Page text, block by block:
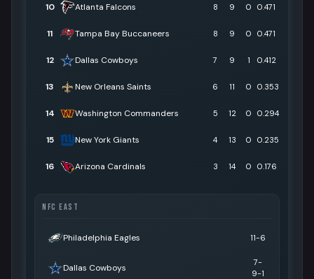
10 Atlanta Falcons 8 9 0 0.471
11 Tampa Bay Buccaneers 8 9 0 0.471
12 Dallas Cowboys 7 9 1 0.412
13 New Orleans Saints 6 11 0 0.353
14 Washington Commanders 5 12 0 0.294
15 New York Giants 4 13 0 0.235
16 Arizona Cardinals 3 14 0 0.176
NFC EAST
Philadelphia Eagles 11-6
Dallas Cowboys
7-
9-1